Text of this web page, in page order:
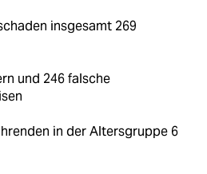
insgesamt 269
und 246 falsche
in der Altersgruppe 6